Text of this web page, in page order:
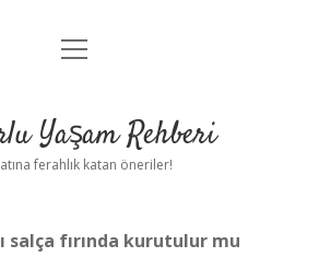
Anasayfa
Yasal Uyarı
menüyü
Yaşam Rehberi
ferahlık katan öneriler!
salça fırında kurutulur mu